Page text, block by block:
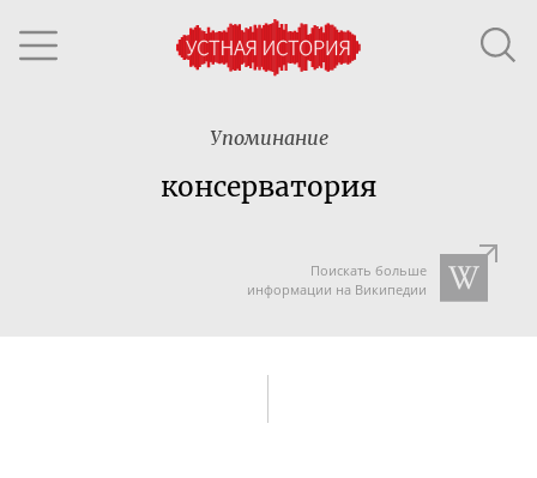
Упоминание
консерватория
Поискать больше
информации на Википедии